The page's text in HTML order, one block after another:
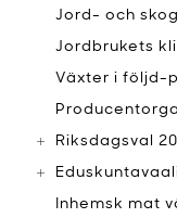
Jord- och
Jordbrukets
Växter i följd-
Riksdagsval
Inhemsk mat